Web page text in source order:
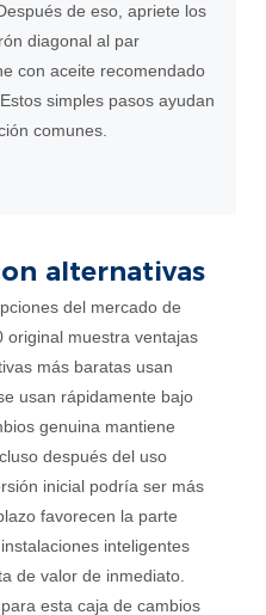
de eso, apriete los
diagonal al par
con aceite recomendado
simples pasos ayudan
comunes.
alternativas
del mercado de
original muestra ventajas
más baratas usan
usan rápidamente bajo
genuina mantiene
después del uso
inicial podría ser más
favorecen la parte
inteligentes
de valor de inmediato.
esta caja de cambios